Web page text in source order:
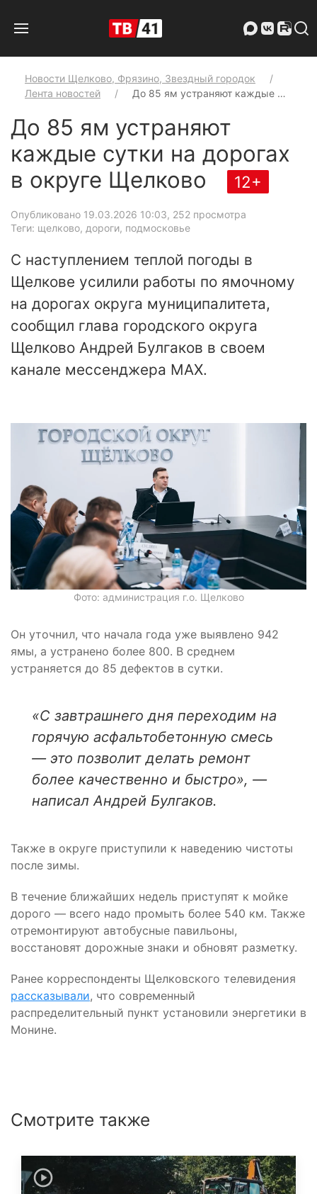
Новости Щелково, Фрязино, Звездный городок
Лента новостей
До 85 ям устраняют каждые …
До 85 ям устраняют
каждые сутки на дорогах
в округе Щелково
12+
Опубликовано 19.03.2026 10:03, 252 просмотра
Теги: щелково, дороги, подмосковье
С наступлением теплой погоды в
Щелкове усилили работы по ямочному
на дорогах округа муниципалитета,
сообщил глава городского округа
Щелково Андрей Булгаков в своем
канале мессенджера МАХ.
Фото: администрация г.о. Щелково
Он уточнил, что начала года уже выявлено 942
ямы, а устранено более 800. В среднем
устраняется до 85 дефектов в сутки.
«С завтрашнего дня переходим на
горячую асфальтобетонную смесь
— это позволит делать ремонт
более качественно и быстро», —
написал Андрей Булгаков.
Также в округе приступили к наведению чистоты
после зимы.
В течение ближайших недель приступят к мойке
дорого — всего надо промыть более 540 км. Также
отремонтируют автобусные павильоны,
восстановят дорожные знаки и обновят разметку.
Ранее корреспонденты Щелковского телевидения
рассказывали, что современный
распределительный пункт установили энергетики в
Монине.
Смотрите также